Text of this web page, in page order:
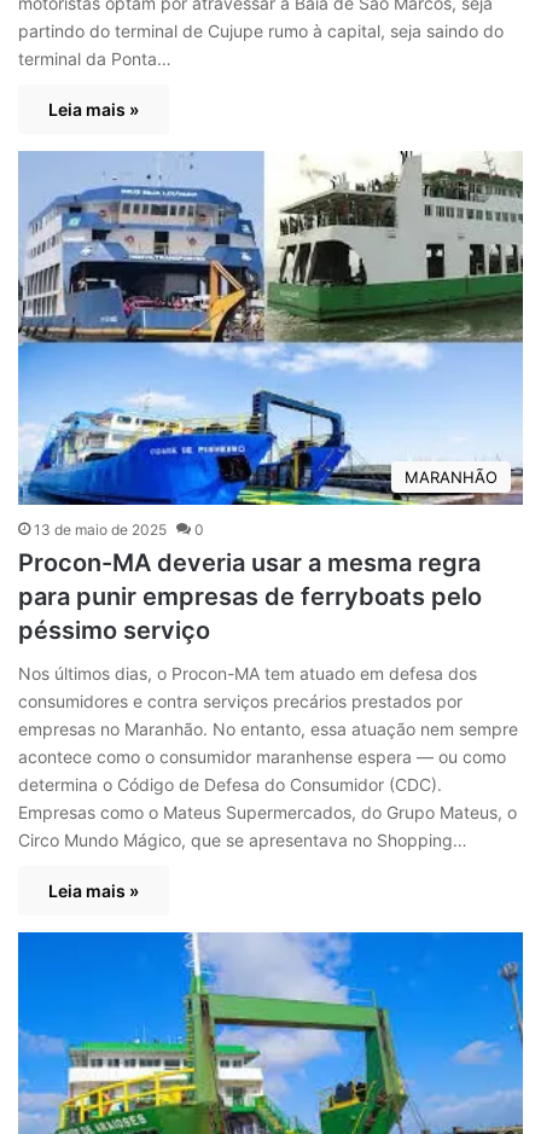
partindo do terminal de Cujupe rumo à capital, seja saindo do
terminal da Ponta…
Leia mais »
MARANHÃO
13 de maio de 2025 0
Procon-MA deveria usar a mesma regra
para punir empresas de ferryboats pelo
péssimo serviço
Nos últimos dias, o Procon-MA tem atuado em defesa dos
consumidores e contra serviços precários prestados por
empresas no Maranhão. No entanto, essa atuação nem sempre
acontece como o consumidor maranhense espera — ou como
determina o Código de Defesa do Consumidor (CDC).
Empresas como o Mateus Supermercados, do Grupo Mateus, o
Circo Mundo Mágico, que se apresentava no Shopping…
Leia mais »